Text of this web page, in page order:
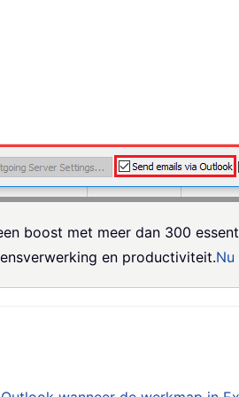
boost met meer dan 300
en productiviteit.